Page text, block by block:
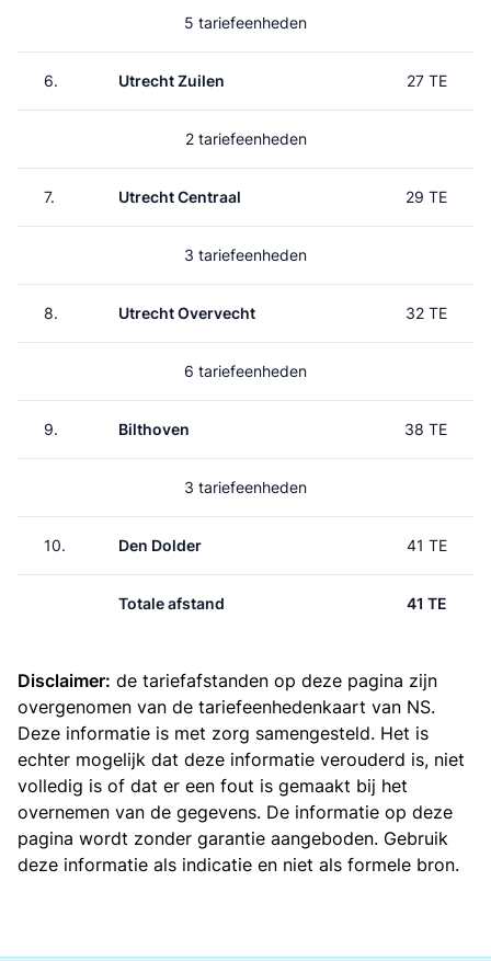
5 tariefeenheden
6. Utrecht Zuilen 27 TE
2 tariefeenheden
7. Utrecht Centraal 29 TE
3 tariefeenheden
8. Utrecht Overvecht 32 TE
6 tariefeenheden
9. Bilthoven 38 TE
3 tariefeenheden
10. Den Dolder 41 TE
Totale afstand 41 TE
Disclaimer: de tariefafstanden op deze pagina zijn
overgenomen van de tariefeenhedenkaart van NS.
Deze informatie is met zorg samengesteld. Het is
echter mogelijk dat deze informatie verouderd is, niet
volledig is of dat er een fout is gemaakt bij het
overnemen van de gegevens. De informatie op deze
pagina wordt zonder garantie aangeboden. Gebruik
deze informatie als indicatie en niet als formele bron.